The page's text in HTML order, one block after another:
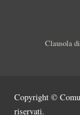
Clausola
Copyright ©
riservati.